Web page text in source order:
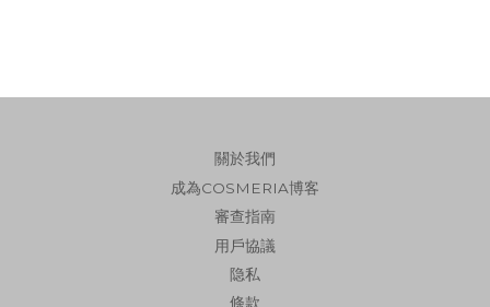
關於我們
成為COSMERIA博客
審查指南
用戶協議
隐私
條款